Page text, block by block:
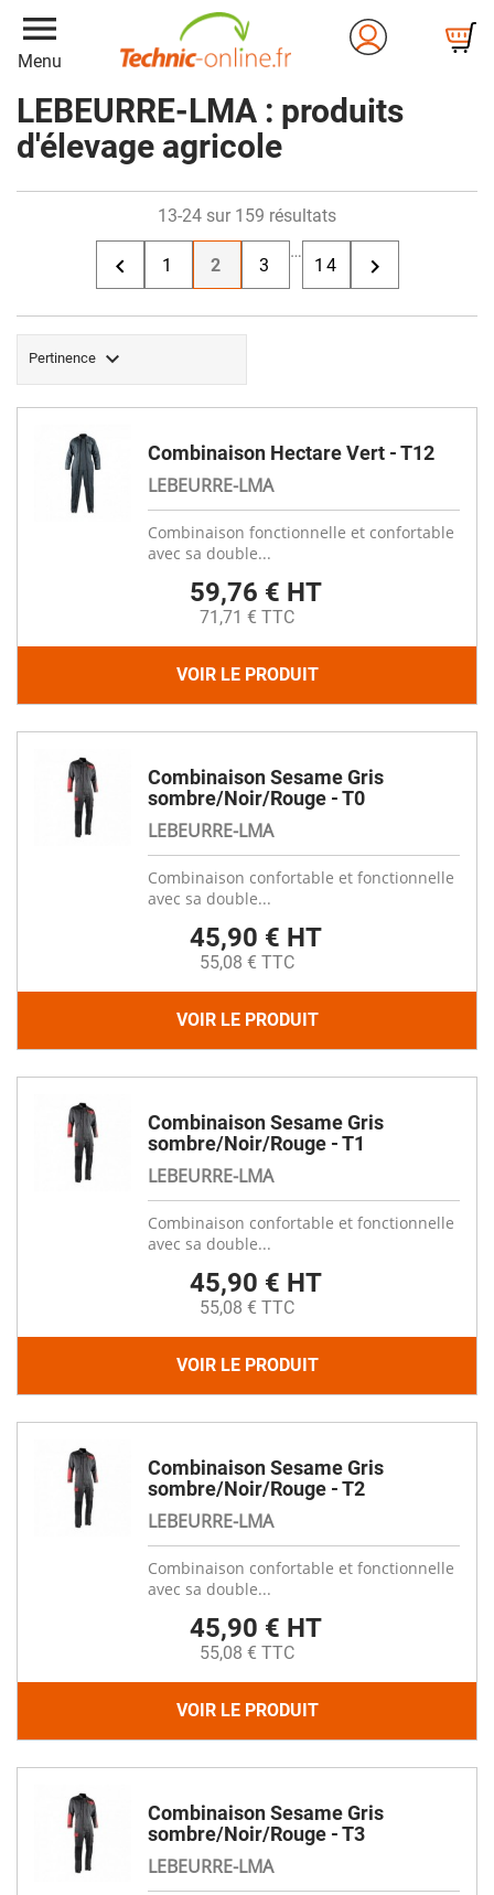
menu
Menu
LEBEURRE-LMA : produits
d'élevage agricole
Pertinence 
13-24 sur 159 résultats
 1 2 3
…
14 
Combinaison Hectare Vert - T12
LEBEURRE-LMA
Combinaison fonctionnelle et confortable
avec sa double...
59,76 € HT
71,71 € TTC
VOIR LE PRODUIT
Combinaison Sesame Gris
sombre/Noir/Rouge - T0
LEBEURRE-LMA
Combinaison confortable et fonctionnelle
avec sa double...
45,90 € HT
55,08 € TTC
VOIR LE PRODUIT
Combinaison Sesame Gris
sombre/Noir/Rouge - T1
LEBEURRE-LMA
Combinaison confortable et fonctionnelle
avec sa double...
45,90 € HT
55,08 € TTC
VOIR LE PRODUIT
Combinaison Sesame Gris
sombre/Noir/Rouge - T2
LEBEURRE-LMA
Combinaison confortable et fonctionnelle
avec sa double...
45,90 € HT
55,08 € TTC
VOIR LE PRODUIT
Combinaison Sesame Gris
sombre/Noir/Rouge - T3
LEBEURRE-LMA